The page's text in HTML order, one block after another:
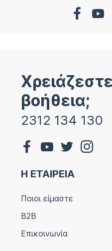
Χρειάζεστε
βοήθεια;
2312 134 130
Η ΕΤΑΙΡΕΙΑ
Ποιοι είμαστε
B2B
Επικοινωνία